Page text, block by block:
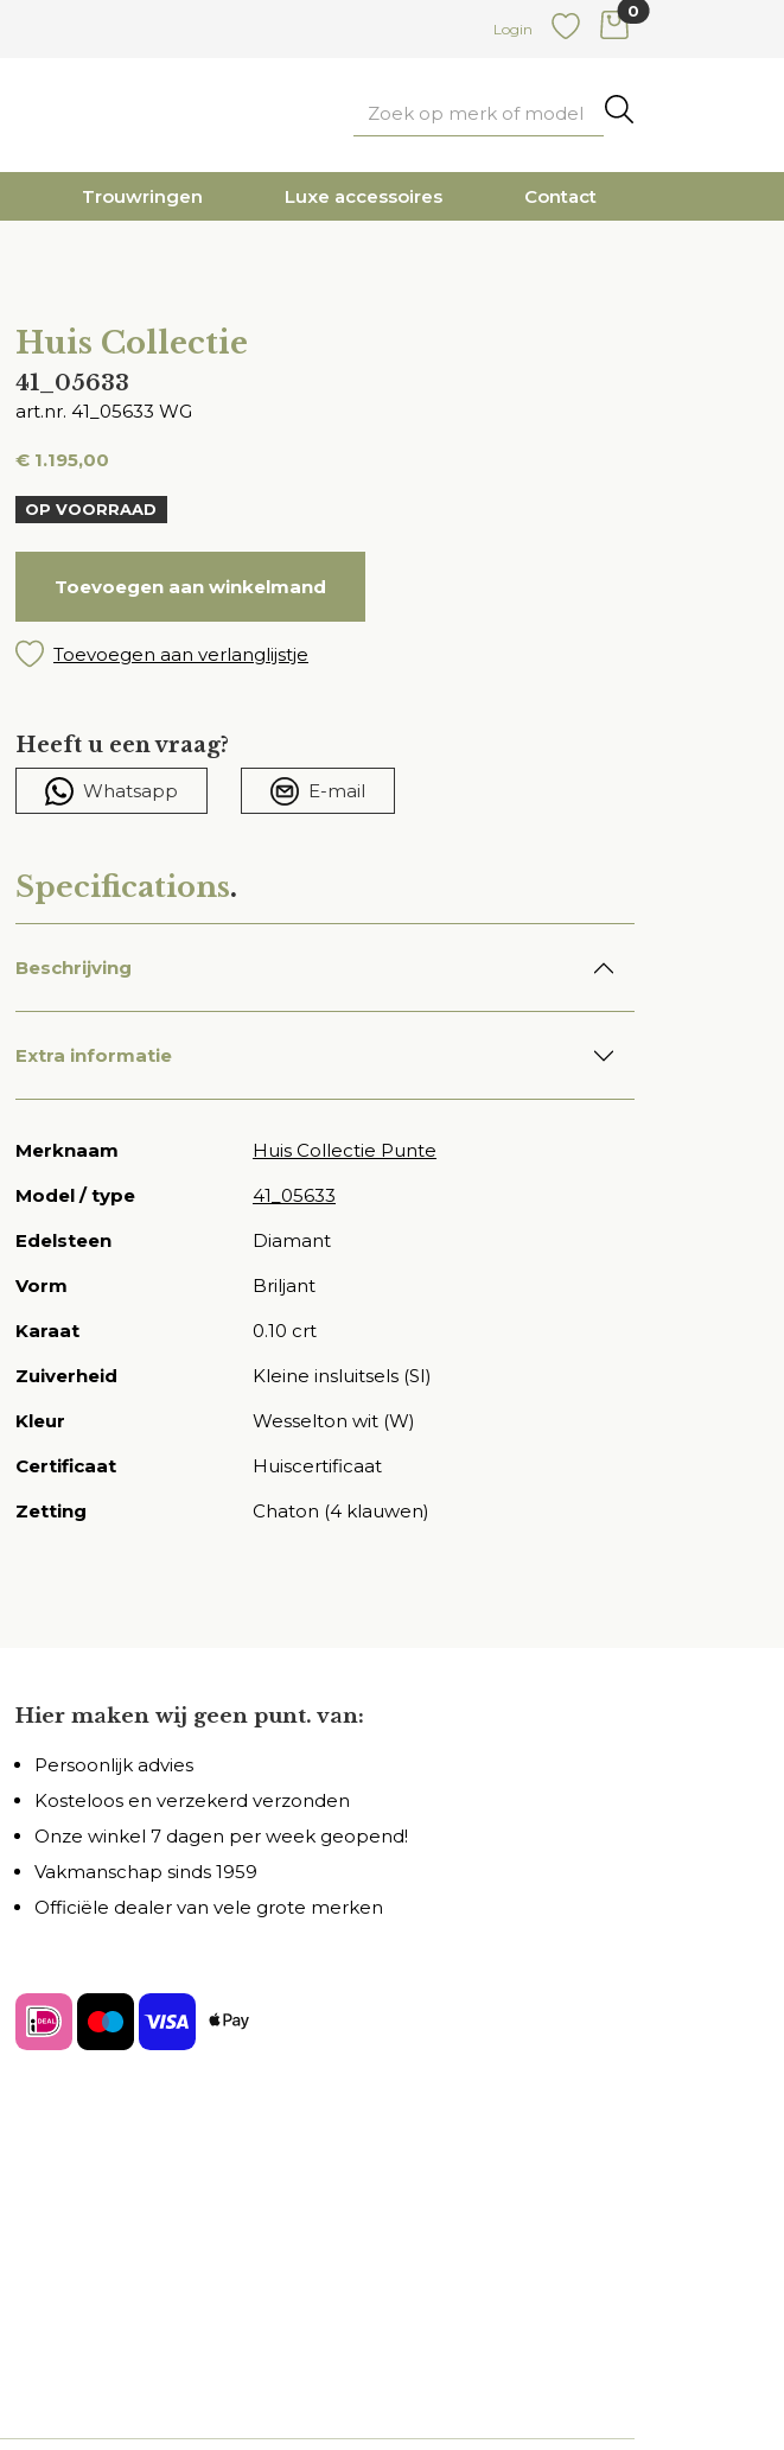
Login
0
items in cart
Trouwringen Luxe accessoires Contact
Huis Collectie
41_05633
art.nr. 41_05633 WG
€ 1.195,00
OP VOORRAAD
Toevoegen aan winkelmand
Toevoegen aan verlanglijstje
Heeft u een vraag?
Whatsapp E-mail
Specifications.
Beschrijving
Extra informatie
Merknaam
Huis Collectie Punte
Model / type
41_05633
Edelsteen
Diamant
Vorm
Briljant
Karaat
0.10 crt
Zuiverheid
Kleine insluitsels (SI)
Kleur
Wesselton wit (W)
Certificaat
Huiscertificaat
Zetting
Chaton (4 klauwen)
Hier maken wij geen punt. van:
Persoonlijk advies
Kosteloos en verzekerd verzonden
Onze winkel 7 dagen per week geopend!
Vakmanschap sinds 1959
Officiële dealer van vele grote merken